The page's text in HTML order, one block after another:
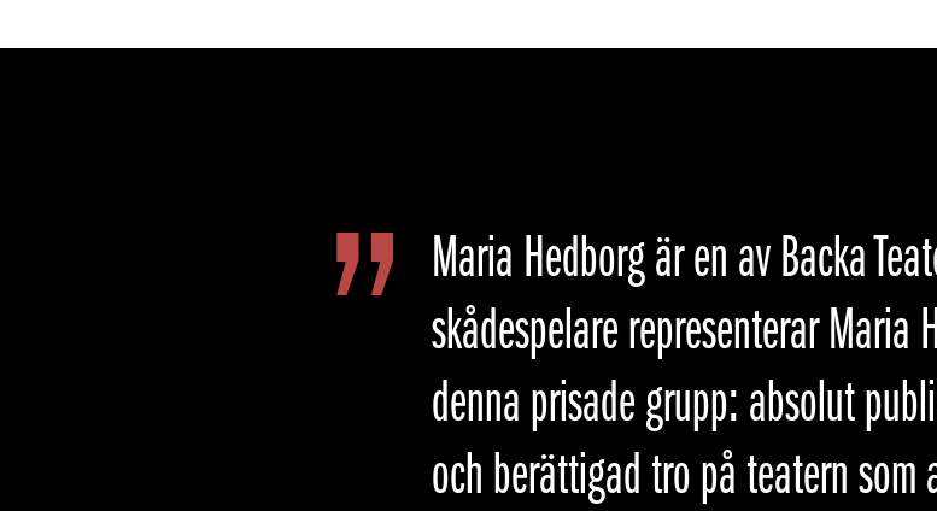
Maria Hedborg är en av Backa
skådespelare representerar Maria
denna prisade grupp: absolut
och berättigad tro på teatern